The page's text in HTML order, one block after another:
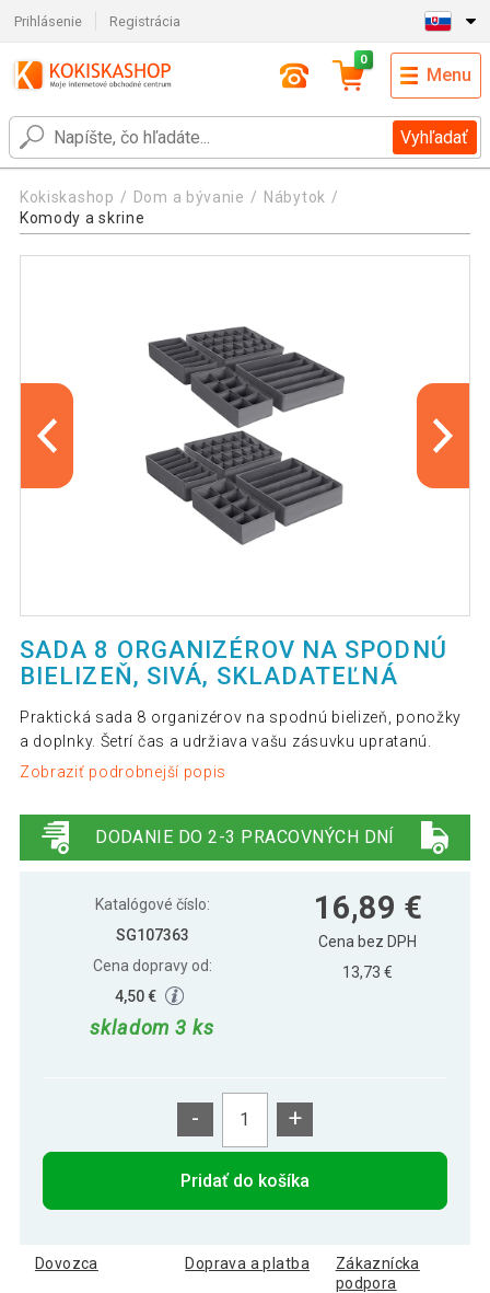
Prihlásenie Registrácia
Vyhľadať
0
Menu
Kokiskashop Dom a bývanie
Nábytok
Komody a skrine
SADA 8 ORGANIZÉROV NA SPODNÚ
BIELIZEŇ, SIVÁ, SKLADATEĽNÁ
Praktická sada 8 organizérov na spodnú bielizeň, ponožky
a doplnky. Šetrí čas a udržiava vašu zásuvku upratanú.
Zobraziť podrobnejší popis
DODANIE DO 2-3 PRACOVNÝCH DNÍ
Katalógové číslo:
SG107363
Cena dopravy od:
4,50 €
skladom 3 ks
16,89 €
Cena bez DPH
13,73 €
- +
Pridať do košíka
Dovozca Doprava a platba
Zákaznícka
podpora